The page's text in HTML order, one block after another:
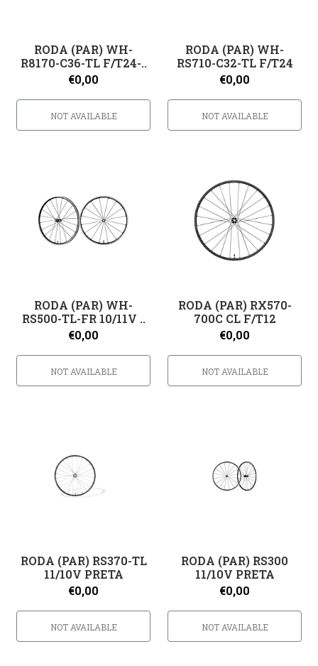
RODA (PAR) WH-
R8170-C36-TL F/T24-..
€0,00
NOT AVAILABLE
RODA (PAR) WH-
RS710-C32-TL F/T24
€0,00
NOT AVAILABLE
RODA (PAR) WH-
RS500-TL-FR 10/11V ..
€0,00
NOT AVAILABLE
RODA (PAR) RX570-
700C CL F/T12
€0,00
NOT AVAILABLE
RODA (PAR) RS370-TL
11/10V PRETA
€0,00
NOT AVAILABLE
RODA (PAR) RS300
11/10V PRETA
€0,00
NOT AVAILABLE